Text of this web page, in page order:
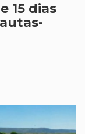
15 dias